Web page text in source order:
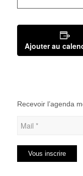
Ajouter au
Recevoir l’agenda